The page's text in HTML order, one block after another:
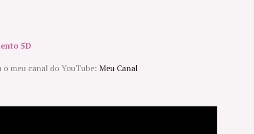
5D
o meu canal do YouTube: Meu Canal